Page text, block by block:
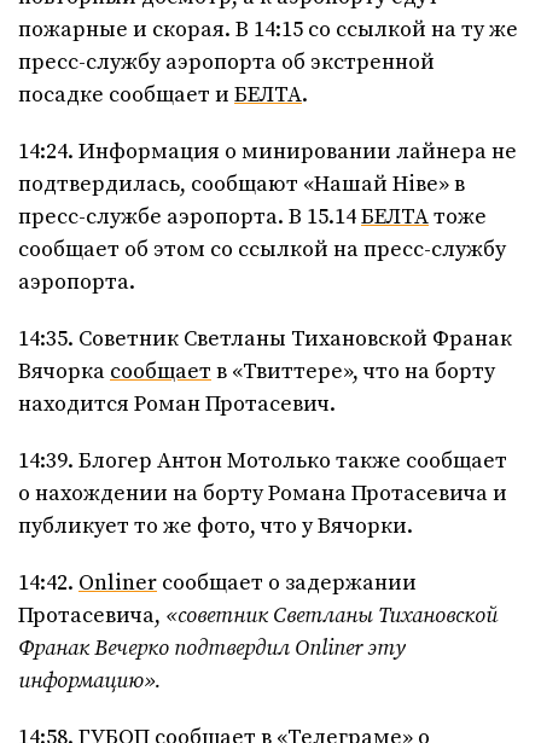
пожарные и скорая. В 14:15 со ссылкой на ту же
пресс-службу аэропорта об экстренной
посадке сообщает и БЕЛТА.
14:24. Информация о минировании лайнера не
подтвердилась, сообщают «Нашай Нiве» в
пресс-службе аэропорта. В 15.14БЕЛТАтоже
сообщает об этом со ссылкой на пресс-службу
аэропорта.
14:35. Советник Светланы Тихановской Франак
Вячорка сообщает в «Твиттере», что на борту
находится Роман Протасевич.
14:39. Блогер Антон Мотолько также сообщает
о нахождении на борту Романа Протасевича и
публикует то же фото, что у Вячорки.
14:42. Onliner сообщает о задержании
Протасевича, «советник Светланы Тихановской
Франак Вечерко подтвердил Onlinerэту
информацию».